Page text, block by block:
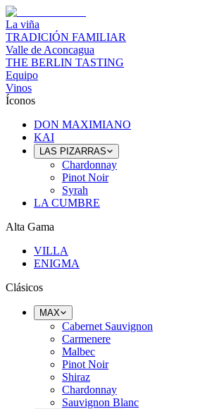
La viña
TRADICIÓN FAMILIAR
Valle de Aconcagua
THE BERLIN TASTING
Equipo
Vinos
Íconos
DON MAXIMIANO
KAI
LAS PIZARRAS
Chardonnay
Pinot Noir
Syrah
LA CUMBRE
Alta Gama
VILLA
ENIGMA
Clásicos
MAX
Cabernet Sauvignon
Carmenere
Malbec
Pinot Noir
Shiraz
Chardonnay
Sauvignon Blanc